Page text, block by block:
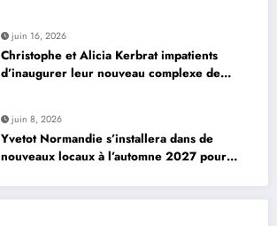
juin 16, 2026
Christophe et Alicia Kerbrat impatients
d’inaugurer leur nouveau complexe de
juin 8, 2026
Yvetot Normandie s’installera dans de
nouveaux locaux à l’automne 2027 pour